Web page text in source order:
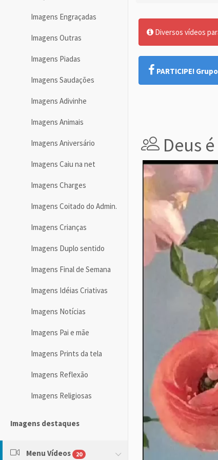
Imagens Engraçadas
Imagens Outras
Imagens Piadas
Imagens Saudações
Imagens Adivinhe
Imagens Animais
Imagens Aniversário
Imagens Caiu na net
Imagens Charges
Imagens Coitado do Admin.
Imagens Crianças
Imagens Duplo sentido
Imagens Final de Semana
Imagens Idéias Criativas
Imagens Notícias
Imagens Pai e mãe
Imagens Prints da tela
Imagens Reflexão
Imagens Religiosas
Imagens destaques
Menu Vídeos 20
Diversos vídeos
PARTICIPE! Grupo
Deus